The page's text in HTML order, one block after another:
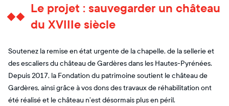
Le projet : sauvegarder un château
du XVIIIe siècle
Soutenez la remise en état urgente de la chapelle, de la sellerie et
des escaliers du château de Gardères dans les Hautes-Pyrénées.
Depuis 2017, la Fondation du patrimoine soutient le château de
Gardères, ainsi grâce à vos dons des travaux de réhabilitation ont
été réalisé et le château n’est désormais plus en péril.